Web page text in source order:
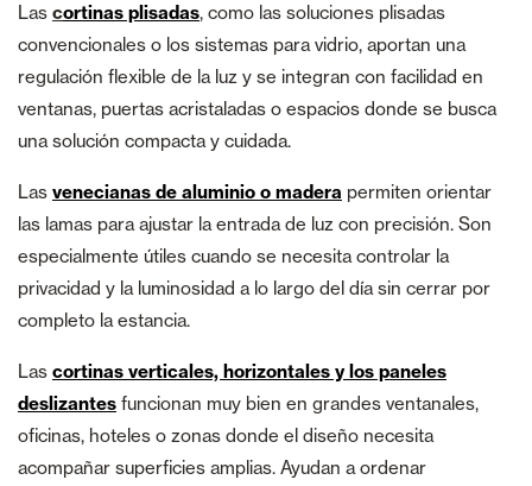
Las cortinas plisadas, como las soluciones plisadas
convencionales o los sistemas para vidrio, aportan una
regulación flexible de la luz y se integran con facilidad en
ventanas, puertas acristaladas o espacios donde se busca
una solución compacta y cuidada.
Las venecianas de aluminio o madera permiten orientar
las lamas para ajustar la entrada de luz con precisión. Son
especialmente útiles cuando se necesita controlar la
privacidad y la luminosidad a lo largo del día sin cerrar por
completo la estancia.
Las cortinas verticales, horizontales y los paneles
deslizantes funcionan muy bien en grandes ventanales,
oficinas, hoteles o zonas donde el diseño necesita
acompañar superficies amplias. Ayudan a ordenar